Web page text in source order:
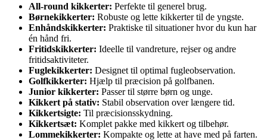
All-round kikkerter: Perfekte til generel brug.
Børnekikkerter: Robuste og lette kikkerter til de yngste.
Enhåndskikkerter: Praktiske til situationer hvor du kun har
én hånd fri.
Fritidskikkerter: Ideelle til vandreture, rejser og andre
fritidsaktiviteter.
Fuglekikkerter: Designet til optimal fugleobservation.
Golfkikkerter: Hjælp til præcision på golfbanen.
Junior kikkerter: Passer til større børn og unge.
Kikkert på stativ: Stabil observation over længere tid.
Kikkertsigte: Til præcisionsskydning.
Kikkertsæt: Komplet pakke med kikkert og tilbehør.
Lommekikkerter: Kompakte og lette at have med på farten.